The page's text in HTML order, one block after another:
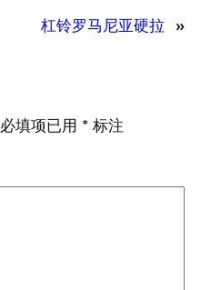
杠铃罗马尼亚硬拉 »
必填项已用 * 标注